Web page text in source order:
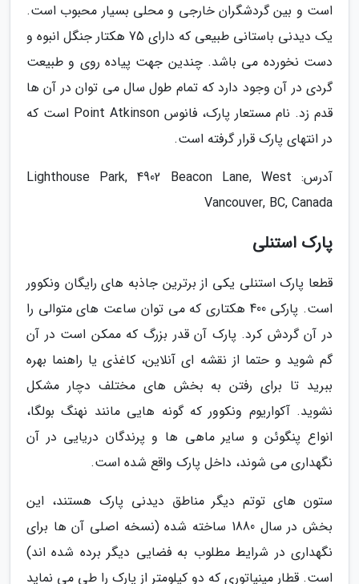
است و بین گردشگران خارجی و محلی بسیار محبوب است.
یک دیدنی باستانی طبیعی که دارای 75 هکتار جنگل انبوه و
دست نخورده می باشد. چندین جهت پیاده روی و طبیعت
گردی در آن وجود دارد که تمام طول سال می توان در آن ها
قدم زد. نام مستعار پارک، فانوس Point Atkinson است که
در انتهای پارک قرار گرفته است.
آدرس: Lighthouse Park, 4902 Beacon Lane, West
Vancouver, BC, Canada
پارک استنلی
قطعا پارک استنلی یکی از برترین جاذبه های رایگان ونکوور
است. پارکی 400 هکتاری که می توان ساعت های متوالی را
در آن گردش کرد. پارک آن قدر بزرگ که ممکن است در آن
گم شوید و حتما از نقشه ای آنلاین، کاغذی یا راهنما بهره
ببرید تا برای رفتن به بخش های مختلف دچار مشکل
نشوید. آکواریوم ونکوور که گونه هایی مانند نهنگ بولگا،
انواع پنگوئن و سایر ماهی ها و پرندگان دریایی در آن
نگهداری می شوند، داخل پارک واقع شده است.
ستون های توتم دیگر مناطق دیدنی پارک هستند، این
بخش در سال 1880 ساخته شده (نسخه اصلی آن ها برای
نگهداری در شرایط مطلوب به فضایی دیگر برده شده اند)
است. قطار مینیاتوری که دو کیلومتر از پارک را طی می نماید